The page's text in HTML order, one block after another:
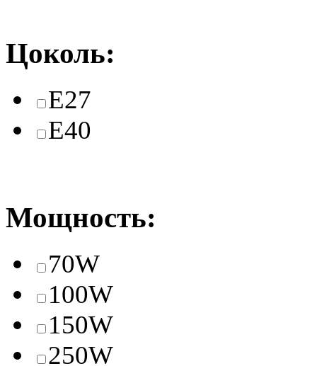
Цоколь:
E27
E40
Мощность:
70W
100W
150W
250W